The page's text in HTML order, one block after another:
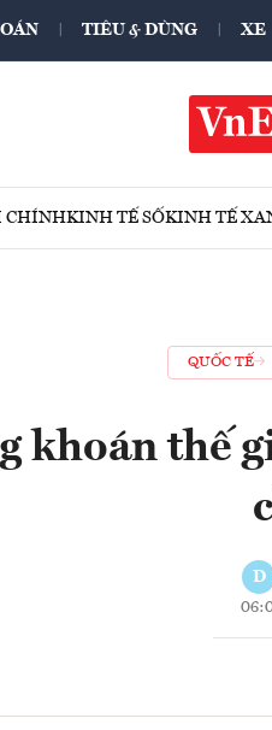
TIÊU & DÙNG XE
CHÍNHKINH TẾ SỐKINH TẾ
QUỐC TẾ
khoán thế
D